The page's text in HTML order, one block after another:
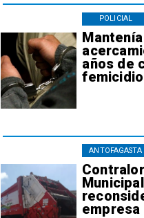
años de
POLICIAL
empresa
ANTOFAGASTA